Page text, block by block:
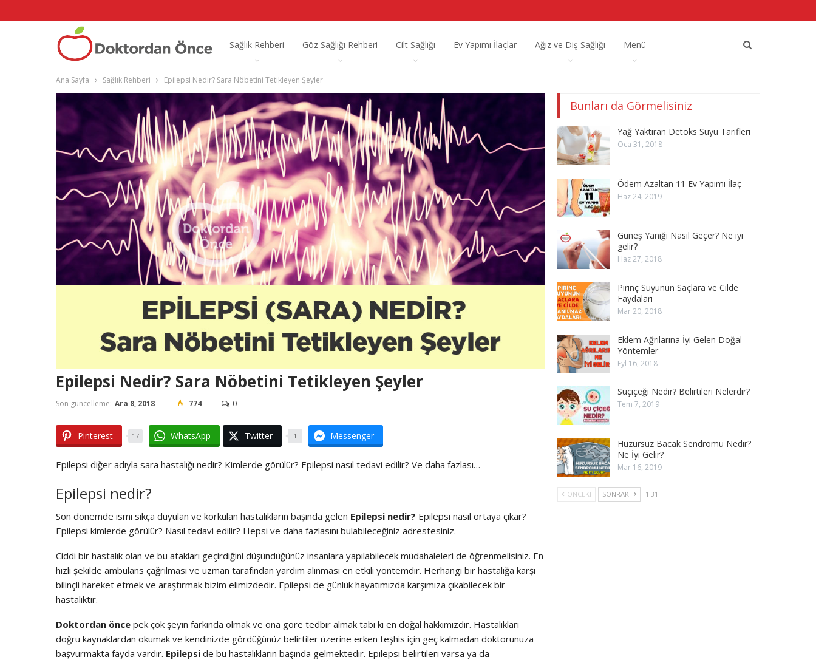
Sağlık Rehberi Göz Sağlığı Rehberi Cilt Sağlığı Ev Yapımı İlaçlar Ağız ve Diş Sağlığı Menü
Ana Sayfa Sağlık Rehberi Epilepsi Nedir? Sara Nöbetini Tetikleyen Şeyler
Epilepsi Nedir? Sara Nöbetini Tetikleyen Şeyler
Son güncelleme: Ara 8, 2018 774 0
Pinterest 17 WhatsApp Twitter 1 Messenger
Epilepsi diğer adıyla sara hastalığı nedir? Kimlerde görülür? Epilepsi nasıl tedavi edilir? Ve daha fazlası…
Epilepsi nedir?
Son dönemde ismi sıkça duyulan ve korkulan hastalıkların başında gelen Epilepsi nedir? Epilepsi nasıl ortaya çıkar?
Epilepsi kimlerde görülür? Nasıl tedavi edilir? Hepsi ve daha fazlasını bulabileceğiniz adrestesiniz.
Ciddi bir hastalık olan ve bu atakları geçirdiğini düşündüğünüz insanlara yapılabilecek müdahaleleri de öğrenmelisiniz. En
hızlı şekilde ambulans çağrılması ve uzman tarafından yardım alınması en etkili yöntemdir. Herhangi bir hastalığa karşı
bilinçli hareket etmek ve araştırmak bizim elimizdedir. Epilepsi de günlük hayatımızda karşımıza çıkabilecek bir
hastalıktır.
Doktordan önce pek çok şeyin farkında olmak ve ona göre tedbir almak tabi ki en doğal hakkımızdır. Hastalıkları
doğru kaynaklardan okumak ve kendinizde gördüğünüz belirtiler üzerine erken teşhis için geç kalmadan doktorunuza
başvurmakta fayda vardır. Epilepsi de bu hastalıkların başında gelmektedir. Epilepsi belirtileri varsa ya da
Bunları da Görmelisiniz
Yağ Yaktıran Detoks Suyu Tarifleri
Oca 31, 2018
Ödem Azaltan 11 Ev Yapımı İlaç
Haz 24, 2019
Güneş Yanığı Nasıl Geçer? Ne iyi
gelir?
Haz 27, 2018
Pirinç Suyunun Saçlara ve Cilde
Faydaları
Mar 20, 2018
Eklem Ağrılarına İyi Gelen Doğal
Yöntemler
Eyl 16, 2018
Suçiçeği Nedir? Belirtileri Nelerdir?
Tem 7, 2019
Huzursuz Bacak Sendromu Nedir?
Ne İyi Gelir?
Mar 16, 2019
ÖNCEKI SONRAKI 1 31